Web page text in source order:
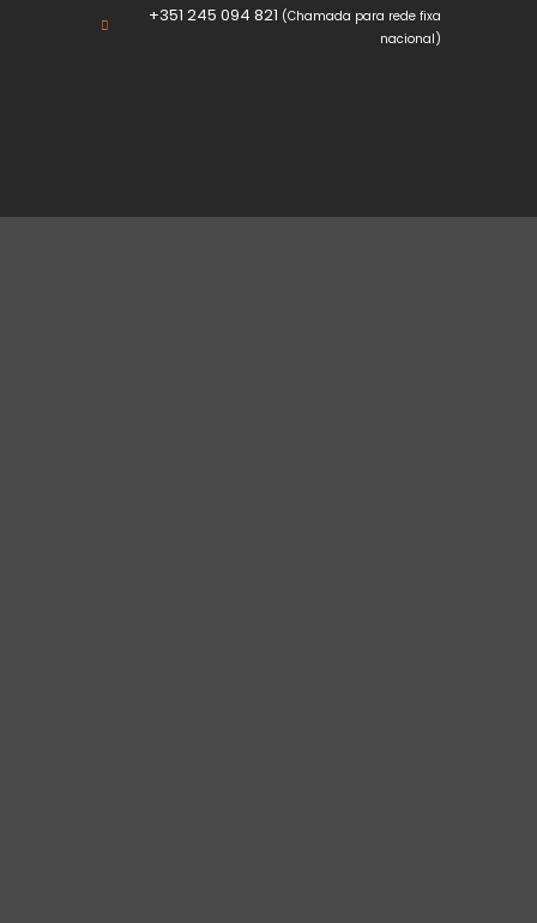
+351 245 094 821 (Chamada para rede fixa
nacional)